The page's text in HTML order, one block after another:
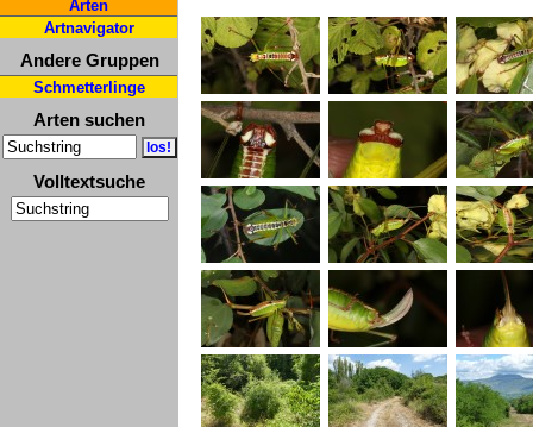
Arten
Artnavigator
Andere Gruppen
Schmetterlinge
Arten suchen
Volltextsuche